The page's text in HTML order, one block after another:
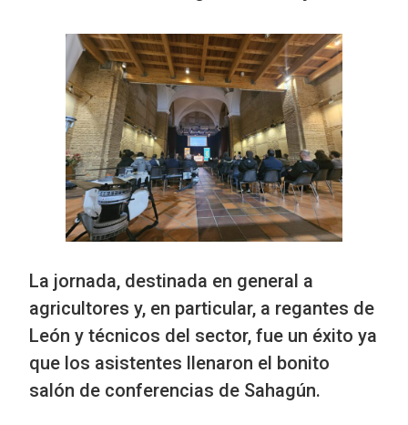
La jornada, destinada en general a
agricultores y, en particular, a regantes de
León y técnicos del sector, fue un éxito ya
que los asistentes llenaron el bonito
salón de conferencias de Sahagún.